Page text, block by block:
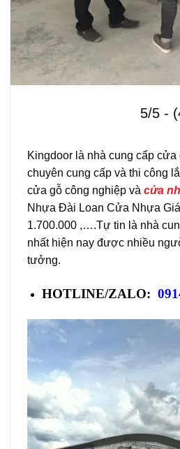
5/5 -
Kingdoor là nhà cung cấp cửa
chuyên cung cấp và thi công
cửa gỗ công nghiệp và cửa
Nhựa Đài Loan Cửa Nhựa
1.700.000 ,….Tự tin là nhà
nhất hiện nay được nhiều
tưởng.
HOTLINE/ZALO: